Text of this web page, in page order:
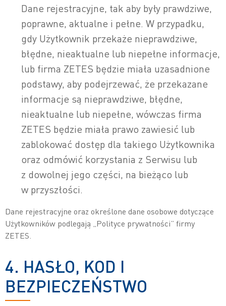
Dane rejestracyjne, tak aby były prawdziwe,
poprawne, aktualne i pełne. W przypadku,
gdy Użytkownik przekaże nieprawdziwe,
błędne, nieaktualne lub niepełne informacje,
lub firma ZETES będzie miała uzasadnione
podstawy, aby podejrzewać, że przekazane
informacje są nieprawdziwe, błędne,
nieaktualne lub niepełne, wówczas firma
ZETES będzie miała prawo zawiesić lub
zablokować dostęp dla takiego Użytkownika
oraz odmówić korzystania z Serwisu lub
z dowolnej jego części, na bieżąco lub
w przyszłości.
Dane rejestracyjne oraz określone dane osobowe dotyczące
Użytkowników podlegają „Polityce prywatności” firmy
ZETES.
4. HASŁO, KOD I
BEZPIECZEŃSTWO